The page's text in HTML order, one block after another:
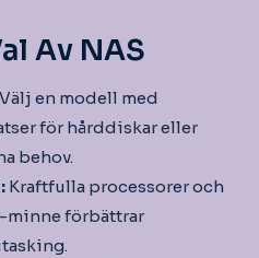
Av NAS
Välj en modell med
för hårddiskar eller
behov.
Kraftfulla processorer och
minne förbättrar